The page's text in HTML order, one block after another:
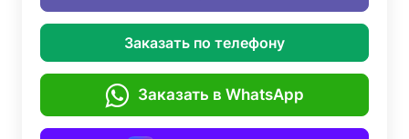
Заказать по телефону
Заказать в WhatsApp